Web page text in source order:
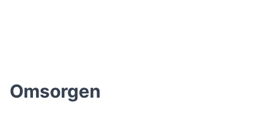
Omsorgen